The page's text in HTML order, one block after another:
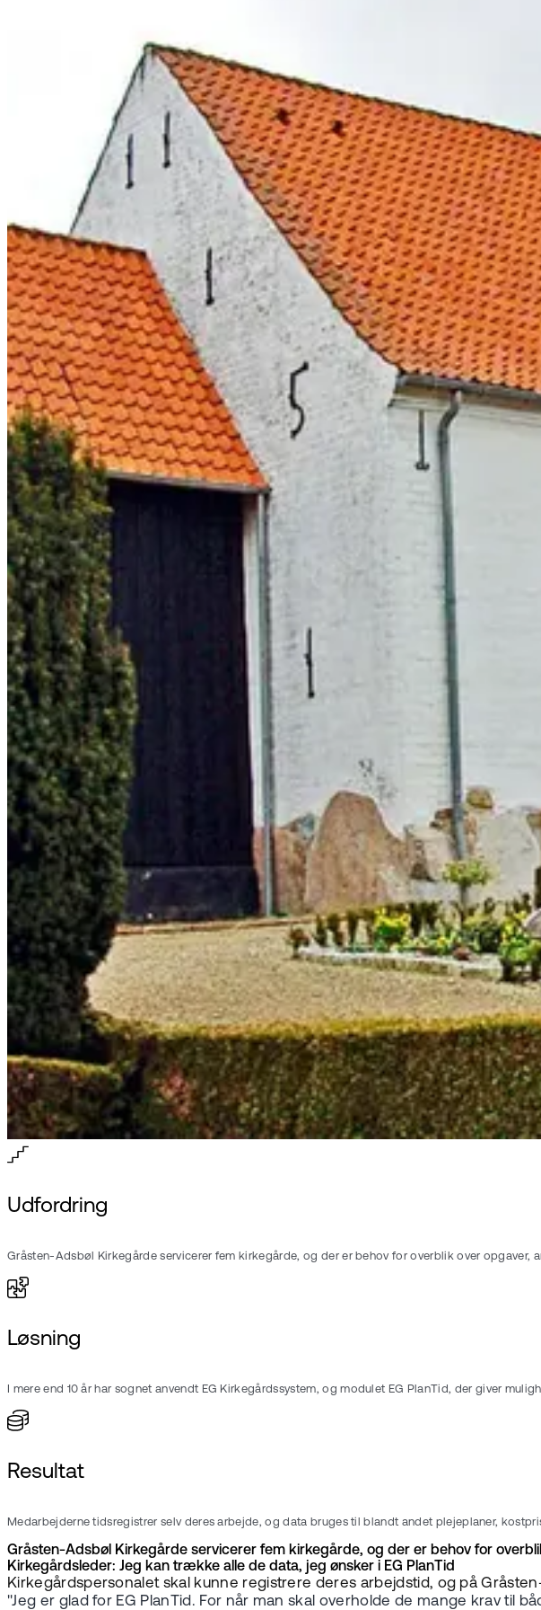
Udfordring
Gråsten-Adsbøl Kirkegårde servicerer fem kirkegårde, og der er behov for overblik over opgaver,
Løsning
I mere end 10 år har sognet anvendt EG Kirkegårdssystem, og modulet EG PlanTid, der giver
Resultat
Medarbejderne tidsregistrer selv deres arbejde, og data bruges til blandt andet plejeplaner,
Gråsten-Adsbøl Kirkegårde servicerer fem kirkegårde, og der er behov for
Kirkegårdsleder: Jeg kan trække alle de data, jeg ønsker i EG PlanTid
Kirkegårdspersonalet skal kunne registrere deres arbejdstid, og på
"Jeg er glad for EG PlanTid. For når man skal overholde de mange krav til